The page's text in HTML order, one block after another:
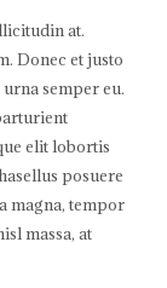
at.
Donec et justo
semper eu.
elit lobortis
posuere
magna, tempor
massa, at